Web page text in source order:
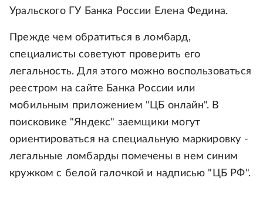
Уральского ГУ Банка России Елена Федина.
Прежде чем обратиться в ломбард,
специалисты советуют проверить его
легальность. Для этого можно воспользоваться
реестром на сайте Банка России или
мобильным приложением "ЦБ онлайн". В
поисковике "Яндекс" заемщики могут
ориентироваться на специальную маркировку -
легальные ломбарды помечены в нем синим
кружком с белой галочкой и надписью "ЦБ РФ".